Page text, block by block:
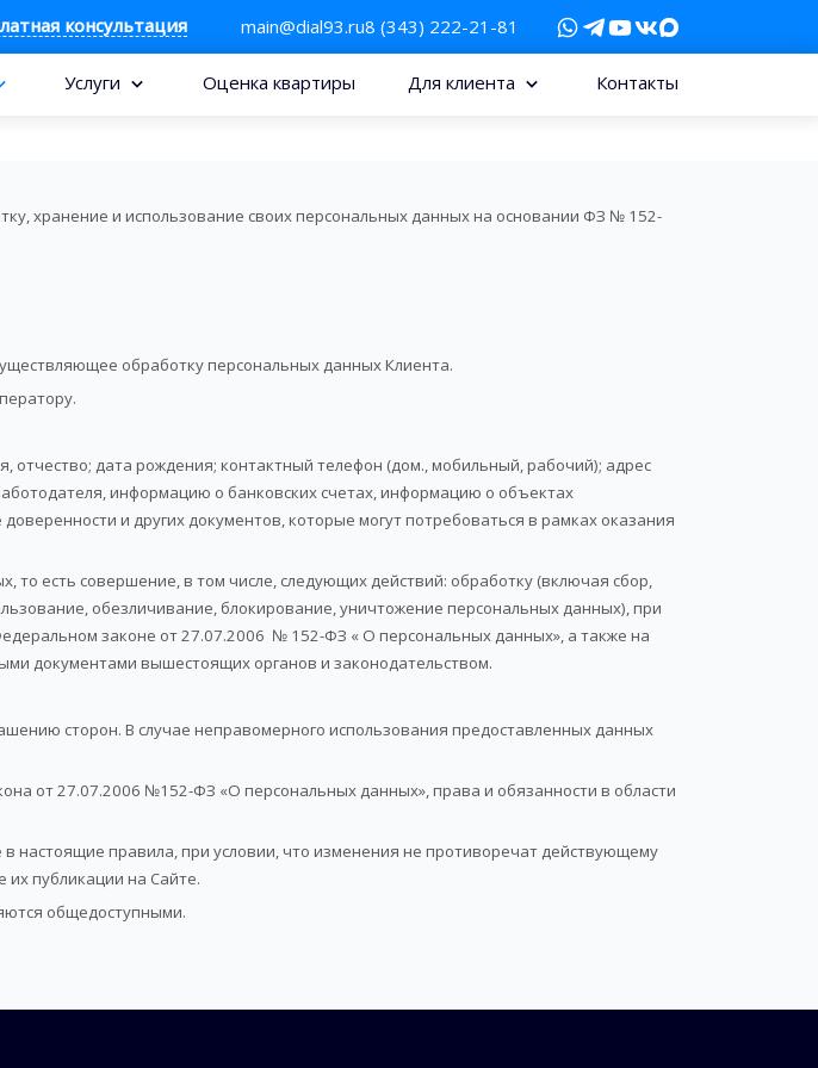
консультация main@dial93.ru8 (343) 222-21-81
Услуги Оценка квартиры Для клиента Контакты
хранение и использование своих персональных данных на основании ФЗ № 152-
обработку персональных данных Клиента.
отчество; дата рождения; контактный телефон (дом., мобильный, рабочий); адрес
информацию о банковских счетах, информацию о объектах
и других документов, которые могут потребоваться в рамках оказания
есть совершение, в том числе, следующих действий: обработку (включая сбор,
обезличивание, блокирование, уничтожение персональных данных), при
законе от 27.07.2006 № 152-ФЗ « О персональных данных», а также на
документами вышестоящих органов и законодательством.
сторон. В случае неправомерного использования предоставленных данных
от 27.07.2006 №152-ФЗ «О персональных данных», права и обязанности в области
настоящие правила, при условии, что изменения не противоречат действующему
их публикации на Сайте.
общедоступными.